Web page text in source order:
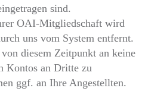
sind.
OAI-Mitgliedschaft wird
uns vom System entfernt.
diesem Zeitpunkt an keine
Kontos an Dritte zu
ggf. an Ihre Angestellten.